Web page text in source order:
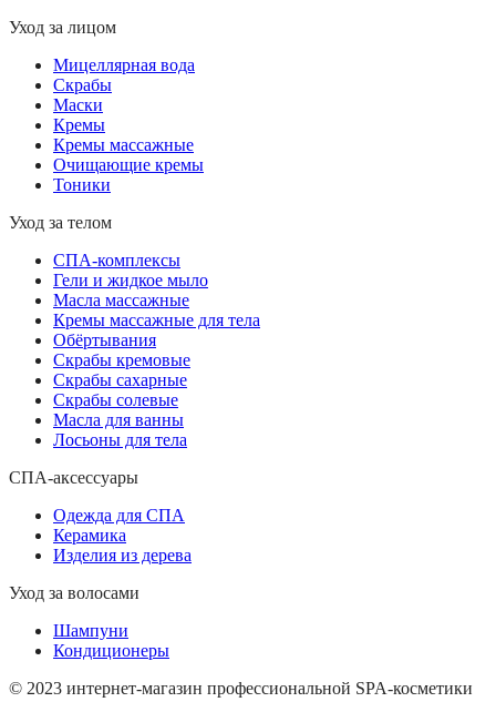
Уход за лицом
Мицеллярная вода
Скрабы
Маски
Кремы
Кремы массажные
Очищающие кремы
Тоники
Уход за телом
СПА-комплексы
Гели и жидкое мыло
Масла массажные
Кремы массажные для тела
Обёртывания
Скрабы кремовые
Скрабы сахарные
Скрабы солевые
Масла для ванны
Лосьоны для тела
СПА-аксессуары
Одежда для СПА
Керамика
Изделия из дерева
Уход за волосами
Шампуни
Кондиционеры
© 2023 интернет-магазин профессиональной SPA-косметики